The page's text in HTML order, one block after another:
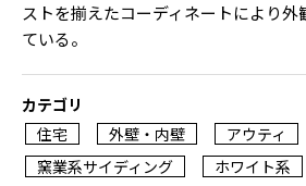
ストを揃えたコーディネートにより
ている。
カテゴリ
住宅
外壁・内壁 アウティ
窯業系サイディング
ホワイト系